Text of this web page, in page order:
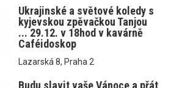
Ukrajinské a světové koledy s
kyjevskou zpěvačkou Tanjou
... 29.12. v 18hod v kavárně
Caféidoskop
Lazarská 8, Praha 2
Budu slavit vaše Vánoce a přát